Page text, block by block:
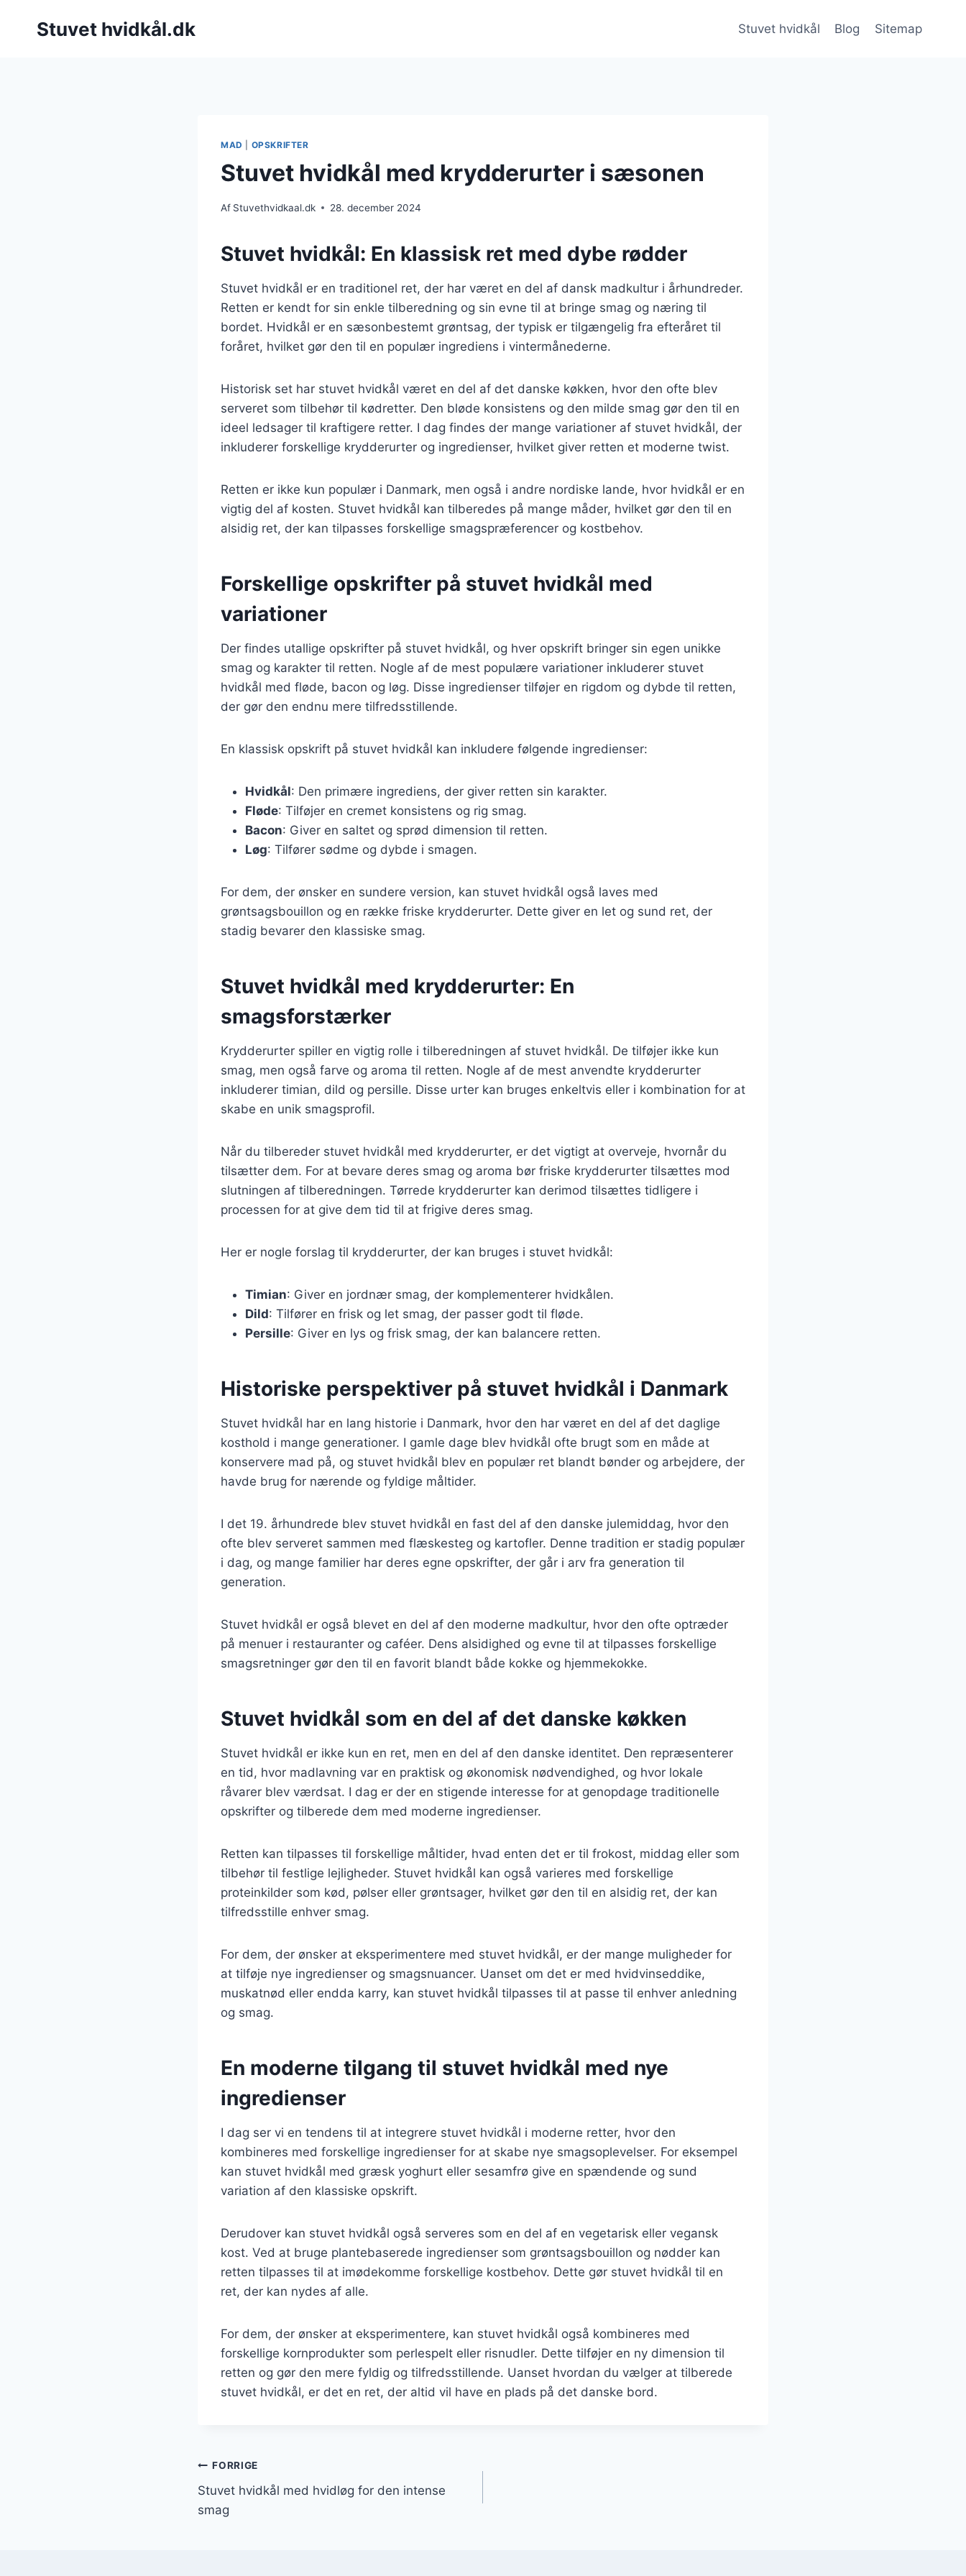
Stuvet hvidkål.dk Stuvet hvidkål Blog Sitemap
MAD OPSKRIFTER
Stuvet hvidkål med krydderurter i sæsonen
Af Stuvethvidkaal.dk 28. december 2024
Stuvet hvidkål: En klassisk ret med dybe rødder
Stuvet hvidkål er en traditionel ret, der har været en del af dansk madkultur i århundreder.
Retten er kendt for sin enkle tilberedning og sin evne til at bringe smag og næring til
bordet. Hvidkål er en sæsonbestemt grøntsag, der typisk er tilgængelig fra efteråret til
foråret, hvilket gør den til en populær ingrediens i vintermånederne.
Historisk set har stuvet hvidkål været en del af det danske køkken, hvor den ofte blev
serveret som tilbehør til kødretter. Den bløde konsistens og den milde smag gør den til en
ideel ledsager til kraftigere retter. I dag findes der mange variationer af stuvet hvidkål, der
inkluderer forskellige krydderurter og ingredienser, hvilket giver retten et moderne twist.
Retten er ikke kun populær i Danmark, men også i andre nordiske lande, hvor hvidkål er en
vigtig del af kosten. Stuvet hvidkål kan tilberedes på mange måder, hvilket gør den til en
alsidig ret, der kan tilpasses forskellige smagspræferencer og kostbehov.
Forskellige opskrifter på stuvet hvidkål med
variationer
Der findes utallige opskrifter på stuvet hvidkål, og hver opskrift bringer sin egen unikke
smag og karakter til retten. Nogle af de mest populære variationer inkluderer stuvet
hvidkål med fløde, bacon og løg. Disse ingredienser tilføjer en rigdom og dybde til retten,
der gør den endnu mere tilfredsstillende.
En klassisk opskrift på stuvet hvidkål kan inkludere følgende ingredienser:
Hvidkål: Den primære ingrediens, der giver retten sin karakter.
Fløde: Tilføjer en cremet konsistens og rig smag.
Bacon: Giver en saltet og sprød dimension til retten.
Løg: Tilfører sødme og dybde i smagen.
For dem, der ønsker en sundere version, kan stuvet hvidkål også laves med
grøntsagsbouillon og en række friske krydderurter. Dette giver en let og sund ret, der
stadig bevarer den klassiske smag.
Stuvet hvidkål med krydderurter: En
smagsforstærker
Krydderurter spiller en vigtig rolle i tilberedningen af stuvet hvidkål. De tilføjer ikke kun
smag, men også farve og aroma til retten. Nogle af de mest anvendte krydderurter
inkluderer timian, dild og persille. Disse urter kan bruges enkeltvis eller i kombination for at
skabe en unik smagsprofil.
Når du tilbereder stuvet hvidkål med krydderurter, er det vigtigt at overveje, hvornår du
tilsætter dem. For at bevare deres smag og aroma bør friske krydderurter tilsættes mod
slutningen af tilberedningen. Tørrede krydderurter kan derimod tilsættes tidligere i
processen for at give dem tid til at frigive deres smag.
Her er nogle forslag til krydderurter, der kan bruges i stuvet hvidkål:
Timian: Giver en jordnær smag, der komplementerer hvidkålen.
Dild: Tilfører en frisk og let smag, der passer godt til fløde.
Persille: Giver en lys og frisk smag, der kan balancere retten.
Historiske perspektiver på stuvet hvidkål i Danmark
Stuvet hvidkål har en lang historie i Danmark, hvor den har været en del af det daglige
kosthold i mange generationer. I gamle dage blev hvidkål ofte brugt som en måde at
konservere mad på, og stuvet hvidkål blev en populær ret blandt bønder og arbejdere, der
havde brug for nærende og fyldige måltider.
I det 19. århundrede blev stuvet hvidkål en fast del af den danske julemiddag, hvor den
ofte blev serveret sammen med flæskesteg og kartofler. Denne tradition er stadig populær
i dag, og mange familier har deres egne opskrifter, der går i arv fra generation til
generation.
Stuvet hvidkål er også blevet en del af den moderne madkultur, hvor den ofte optræder
på menuer i restauranter og caféer. Dens alsidighed og evne til at tilpasses forskellige
smagsretninger gør den til en favorit blandt både kokke og hjemmekokke.
Stuvet hvidkål som en del af det danske køkken
Stuvet hvidkål er ikke kun en ret, men en del af den danske identitet. Den repræsenterer
en tid, hvor madlavning var en praktisk og økonomisk nødvendighed, og hvor lokale
råvarer blev værdsat. I dag er der en stigende interesse for at genopdage traditionelle
opskrifter og tilberede dem med moderne ingredienser.
Retten kan tilpasses til forskellige måltider, hvad enten det er til frokost, middag eller som
tilbehør til festlige lejligheder. Stuvet hvidkål kan også varieres med forskellige
proteinkilder som kød, pølser eller grøntsager, hvilket gør den til en alsidig ret, der kan
tilfredsstille enhver smag.
For dem, der ønsker at eksperimentere med stuvet hvidkål, er der mange muligheder for
at tilføje nye ingredienser og smagsnuancer. Uanset om det er med hvidvinseddike,
muskatnød eller endda karry, kan stuvet hvidkål tilpasses til at passe til enhver anledning
og smag.
En moderne tilgang til stuvet hvidkål med nye
ingredienser
I dag ser vi en tendens til at integrere stuvet hvidkål i moderne retter, hvor den
kombineres med forskellige ingredienser for at skabe nye smagsoplevelser. For eksempel
kan stuvet hvidkål med græsk yoghurt eller sesamfrø give en spændende og sund
variation af den klassiske opskrift.
Derudover kan stuvet hvidkål også serveres som en del af en vegetarisk eller vegansk
kost. Ved at bruge plantebaserede ingredienser som grøntsagsbouillon og nødder kan
retten tilpasses til at imødekomme forskellige kostbehov. Dette gør stuvet hvidkål til en
ret, der kan nydes af alle.
For dem, der ønsker at eksperimentere, kan stuvet hvidkål også kombineres med
forskellige kornprodukter som perlespelt eller risnudler. Dette tilføjer en ny dimension til
retten og gør den mere fyldig og tilfredsstillende. Uanset hvordan du vælger at tilberede
stuvet hvidkål, er det en ret, der altid vil have en plads på det danske bord.
Indlægsnavigation
FORRIGE
Stuvet hvidkål med hvidløg for den intense
smag